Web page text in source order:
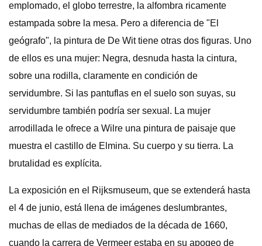
emplomado, el globo terrestre, la alfombra ricamente
estampada sobre la mesa. Pero a diferencia de "El
geógrafo", la pintura de De Wit tiene otras dos figuras. Uno
de ellos es una mujer: Negra, desnuda hasta la cintura,
sobre una rodilla, claramente en condición de
servidumbre. Si las pantuflas en el suelo son suyas, su
servidumbre también podría ser sexual. La mujer
arrodillada le ofrece a Wilre una pintura de paisaje que
muestra el castillo de Elmina. Su cuerpo y su tierra. La
brutalidad es explícita.
La exposición en el Rijksmuseum, que se extenderá hasta
el 4 de junio, está llena de imágenes deslumbrantes,
muchas de ellas de mediados de la década de 1660,
cuando la carrera de Vermeer estaba en su apogeo de